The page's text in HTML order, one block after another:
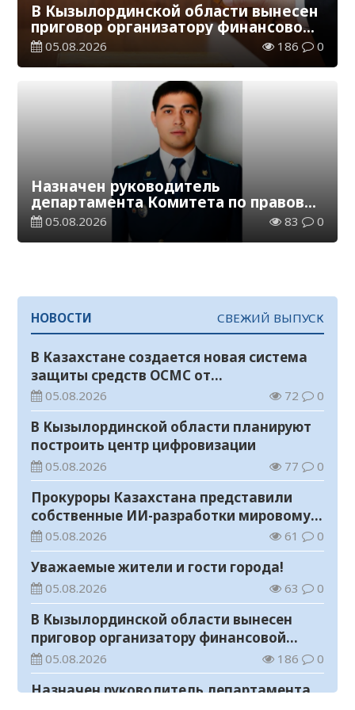
В Кызылординской области вынесен
приговор организатору финансовой
пирамиды
05.08.2026 186 0
Назначен руководитель
департамента Комитета по правовой
статистике и специальным учетам
по Кызылординской области
05.08.2026 83 0
НОВОСТИ СВЕЖИЙ ВЫПУСК
В Казахстане создается новая система
защиты средств ОСМС от
необоснованных выплат
05.08.2026 72 0
В Кызылординской области планируют
построить центр цифровизации
05.08.2026 77 0
Прокуроры Казахстана представили
собственные ИИ-разработки мировому
эксперту Кай-Фу Ли
05.08.2026 61 0
Уважаемые жители и гости города!
05.08.2026 63 0
В Кызылординской области вынесен
приговор организатору финансовой
пирамиды
05.08.2026 186 0
Назначен руководитель департамента